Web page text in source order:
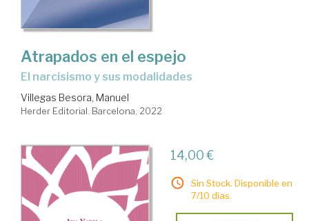
Atrapados en el espejo
el narcisismo y sus modalidades
Villegas Besora, Manuel
Herder Editorial. Barcelona, 2022
14,00 €
Sin Stock. Disponible en
7/10 días.